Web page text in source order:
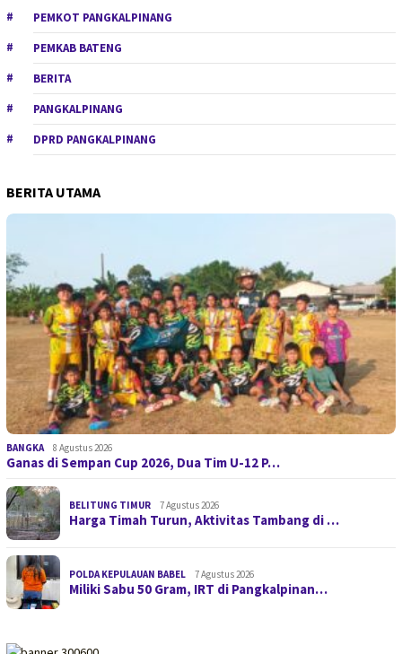
PEMKOT PANGKALPINANG
PEMKAB BATENG
BERITA
PANGKALPINANG
DPRD PANGKALPINANG
BERITA UTAMA
BANGKA 8 Agustus 2026
Ganas di Sempan Cup 2026, Dua Tim U-12 P…
BELITUNG TIMUR 7 Agustus 2026
Harga Timah Turun, Aktivitas Tambang di …
POLDA KEPULAUAN BABEL 7 Agustus 2026
Miliki Sabu 50 Gram, IRT di Pangkalpinan…